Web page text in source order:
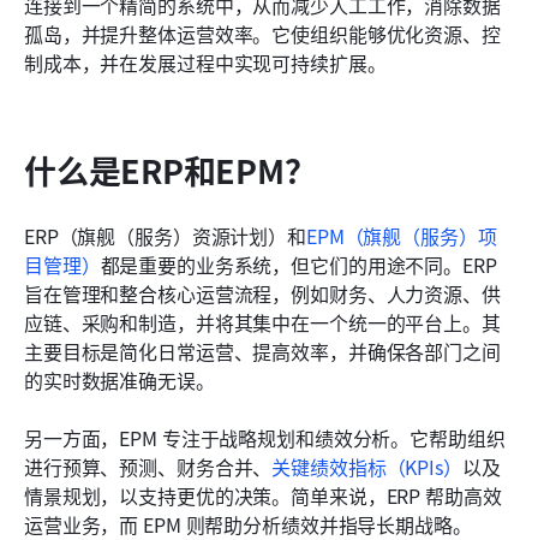
孤岛，并提升整体运营效率。它使组织能够优化资源、控
制成本，并在发展过程中实现可持续扩展。
什么是ERP和EPM？
ERP（旗舰（服务）资源计划）和EPM（旗舰（服务）项
目管理） 都是重要的业务系统，但它们的用途不同。ERP
旨在管理和整合核心运营流程，例如财务、人力资源、供
应链、采购和制造，并将其集中在一个统一的平台上。其
主要目标是简化日常运营、提高效率，并确保各部门之间
的实时数据准确无误。
另一方面，EPM 专注于战略规划和绩效分析。它帮助组织
进行预算、预测、财务合并、 关键绩效指标（KPIs） 以及
情景规划，以支持更优的决策。简单来说，ERP 帮助高效
运营业务，而 EPM 则帮助分析绩效并指导长期战略。